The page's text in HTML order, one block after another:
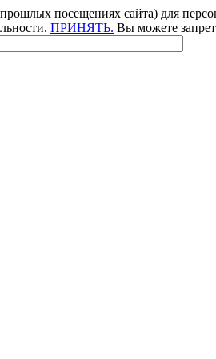
посещениях сайта) для
ПРИНЯТЬ. Вы можете